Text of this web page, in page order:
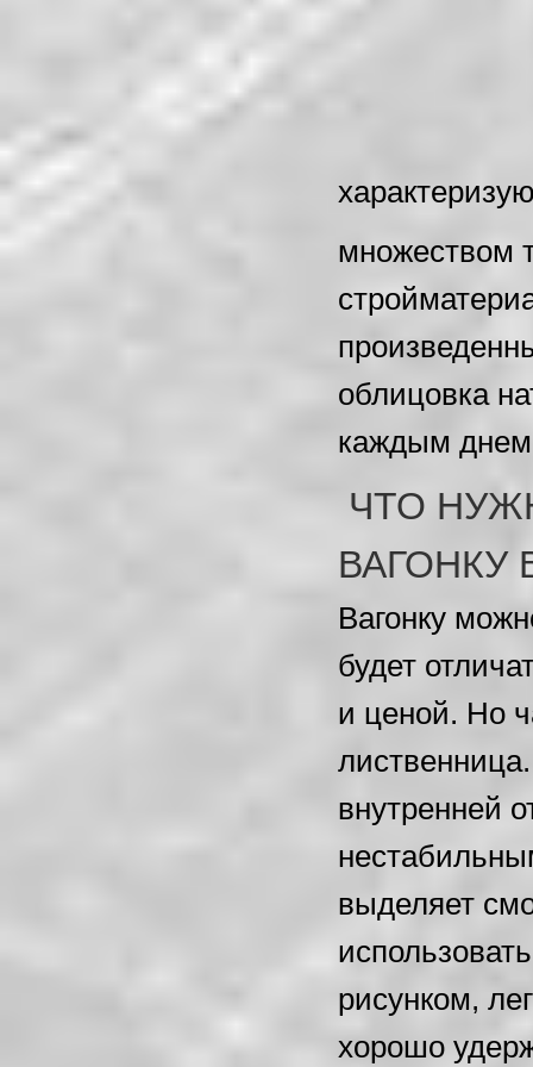
множеством
облицовка
каждым днем
ЧТО
ВАГОНКУ
Вагонку
будет
и ценой. Но
внутренней
выделяет
рисунком,
хорошо